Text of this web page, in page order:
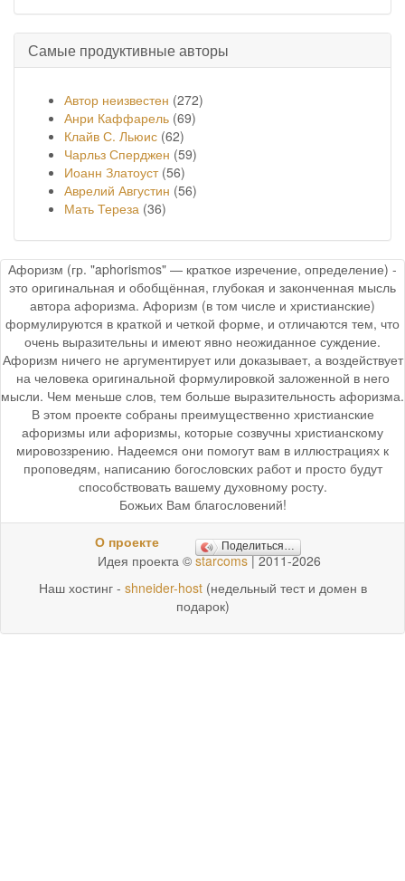
Самые продуктивные авторы
Автор неизвестен (272)
Анри Каффарель (69)
Клайв С. Льюис (62)
Чарльз Сперджен (59)
Иоанн Златоуст(56)
Аврелий Августин (56)
Мать Тереза (36)
Афоризм (гр. "aphorismos" — краткое изречение, определение) -
это оригинальная и обобщённая, глубокая и законченная мысль
автора афоризма. Афоризм (в том числе и христианские)
формулируются в краткой и четкой форме, и отличаются тем, что
очень выразительны и имеют явно неожиданное суждение.
Афоризм ничего не аргументирует или доказывает, а воздействует
на человека оригинальной формулировкой заложенной в него
мысли. Чем меньше слов, тем больше выразительность афоризма.
В этом проекте собраны преимущественно христианские
афоризмы или афоризмы, которые созвучны христианскому
мировоззрению. Надеемся они помогут вам в иллюстрациях к
проповедям, написанию богословских работ и просто будут
способствовать вашему духовному росту.
Божьих Вам благословений!
О проекте Поделиться…
Идея проекта © starcoms| 2011-2026
Наш хостинг - shneider-host(недельный тест и домен в
подарок)